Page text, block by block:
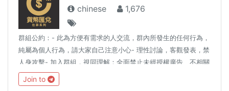
chinese
1,676
群組公約：- 此為方便有需求的人交流，群內所發生的任何行為，
純屬為個人行為，請大家自己注意小心- 理性討論，客觀發表，禁
人身攻擊- 加入群組，視同理解：全面禁止未經授權廣告、不相關
內容、調戲BOT、任何惡意行為，違者刪禁踢同場推薦：★ 在
菲：群組指引 @PHGuide★ 在菲：生活頻道 @LifestyleInPH★
Join to